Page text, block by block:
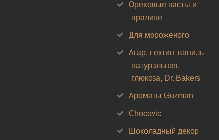
Ореховые пасты и
пралине
Для мороженого
Агар, пектин, ваниль
натуральная,
глюкоза, Dr. Bakers
Ароматы Guzman
Chocovic
Шоколадный декор